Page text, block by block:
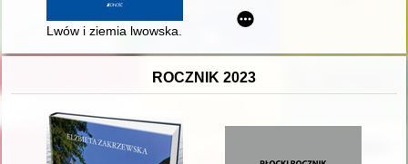
Lwów i ziemia lwowska. T. 2,
ROCZNIK 2023